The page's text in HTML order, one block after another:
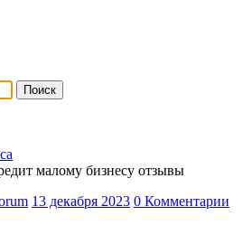
малому бизнесу отзывы
13 декабря 2023 0 Комментарии